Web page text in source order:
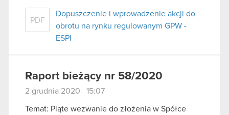
PDF
Dopuszczenie i wprowadzenie akcji do
obrotu na rynku regulowanym GPW -
ESPI
Raport bieżący nr 58/2020
2 grudnia 2020 15:07
Temat: Piąte wezwanie do złożenia w Spółce